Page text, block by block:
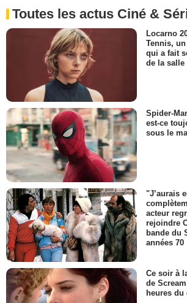
Toutes les actus Ciné &
Locarno
Tennis,
qui a fait
de la salle
Spider-
est-ce
sous le
"J’aurais
acteur
rejoindre
bande du
années 70
Ce soir à
de
heures du